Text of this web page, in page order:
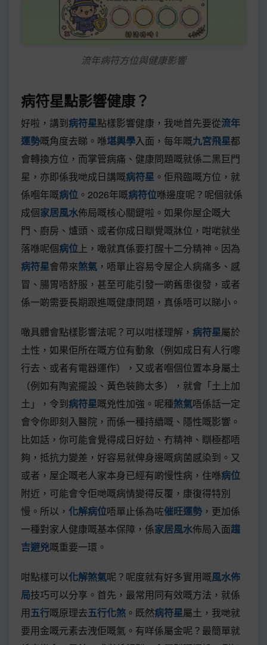
流年病符方位與健康影響
病符星點影響健康？
好啦，講到病符星點樣影響健康，我哋首先要從流年
運勢嘅角度去睇。喺堪輿學入面，每年嘅九宮飛星都
會轉換方位，而掌管病痛、健康問題嘅就係二黑巨門
星，亦即係我哋成日講嘅病符星 。佢飛臨嘅方位，就
係嗰年嘅病位 。2026年嘅病符位喺邊度呢？呢個就係
成個家居風水佈局嘅核心關鍵啦。如果你屋企嘅大
門、廚房、爐頭、或者你成日瞓覺嘅牀位，咁啱就坐
落喺呢個病位 上，噉就真係要打醒十二分精神。因為
病符星會帶來煞氣 ，唔單止容易令屋企人病痛多、感
冒、腸胃唔舒服，甚至可能引發一啲舊患復發，或者
係一啲需要長期跟進嘅健康問題，真係唔可以睇小。
噉具體會點樣影響法呢？可以咁樣理解， 病符星屬於
土性，如果佢所在嘅方位有動象（例如成日有人行嚟
行去、或者有電器運作），又或者嗰個位置本身屬土
（例如有陶瓷擺設、黃色裝飾太多），就會「土上加
土」，令到病符星嘅兇性加強。呢種煞氣唔係話一定
會令你即刻入醫院，而係一種持續嘅、隱性嘅影響。
比如話，你可能會覺得成日好攰、冇精神、瞓極都唔
夠，抵抗力變差，好容易就俾身邊嘅病菌感染到。又
或者，屋企嘅老人家本身已經有啲慢性病，住喺病位
附近，可能會令佢哋嘅病情變得反覆，康復得特別
慢。所以， 化解病位唔單止係為咗催旺運勢 ，更加係
一種對家人健康嘅基本保障，係家居風水佈局入面趨
吉避兇嘅重要一環。
咁點樣可以化解煞氣呢？呢度就有好多實用嘅風水佈
局技巧可以分享。首先，最常用同有效嘅方法，就係
用五行嘅原理去五行化煞 。既然病符星屬土，我哋就
要用金嘅元素去洩佢嘅氣。有咩係屬金呢？最簡單就